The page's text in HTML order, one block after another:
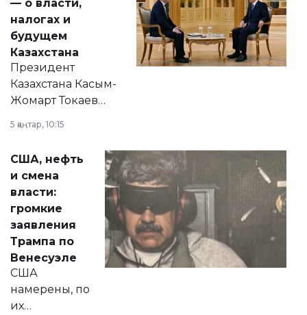
— о власти,
налогах и
будущем
Казахстана
Президент
Казахстана Касым-
Жомарт Токаев
сразу несколько
актуальных тем —
от слухов о
политических
реформах до
вопросов армии,
экономики и
личного здоровья.
5 қаңтар, 10:15
США, нефть
и смена
власти:
громкие
заявления
Трампа по
Венесуэле
США
намерены, по
их